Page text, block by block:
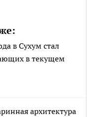
в Сухум стал
в текущем
архитектура